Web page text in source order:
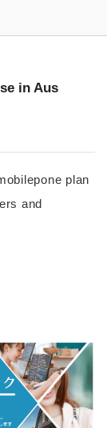
in Aus
plan
and